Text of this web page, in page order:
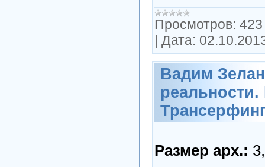
Просмотров: 423
| Дата:
Вадим
реальности.
Размер арх.: